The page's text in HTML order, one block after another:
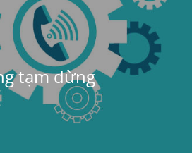
tạm dừng